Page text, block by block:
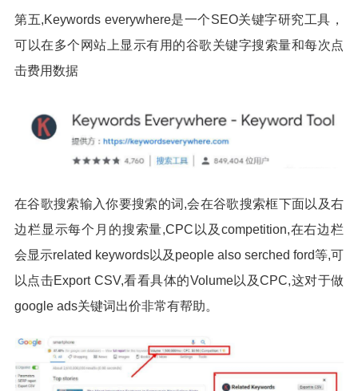
第五,Keywords everywhere是一个SEO关键字研究工具，
可以在多个网站上显示有用的谷歌关键字搜索量和每次点
击费用数据
在谷歌搜索输入你要搜索的词,会在谷歌搜索框下面以及右
边栏显示每个月的搜索量,CPC以及competition,在右边栏
会显示related keywords以及people also serched ford等,可
以点击Export CSV,看看具体的Volume以及CPC,这对于做
google ads关键词出价非常有帮助。